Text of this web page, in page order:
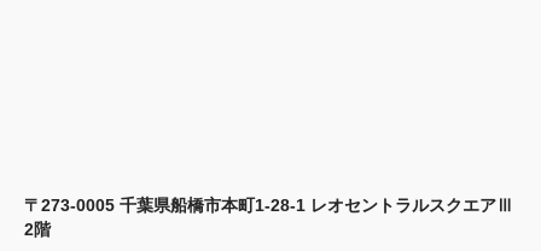
〒273-0005 千葉県船橋市本町1-28-1 レオセントラルスクエアⅢ
2階